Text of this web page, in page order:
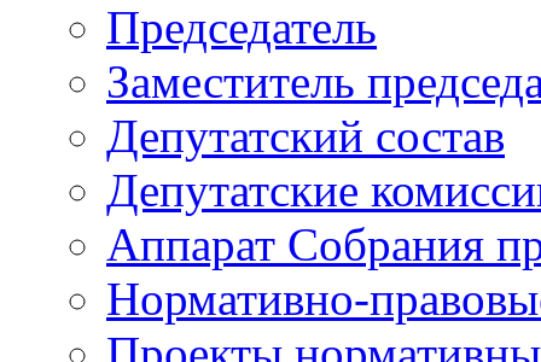
Председатель
Заместитель
Депутатский состав
Депутатские
Аппарат Собрания
Нормативно-